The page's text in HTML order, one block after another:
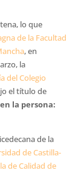
lo que
de la Facultad
, en
la
del Colegio
el título de
la persona:
de la
de Castilla-
de Calidad de